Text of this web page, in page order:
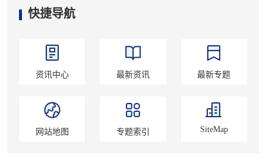
快捷导航
资讯中心 最新资讯 最新专题
网站地图 专题索引 SiteMap